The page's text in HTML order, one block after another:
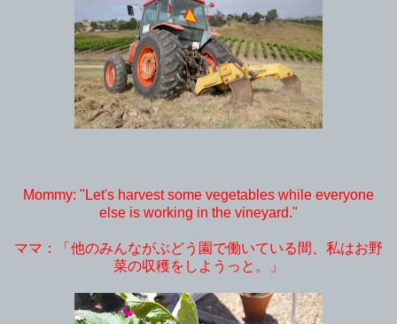
Mommy: "Let's harvest some vegetables while everyone
else is working in the vineyard."
ママ：「他のみんながぶどう園で働いている間、私はお野
菜の収穫をしようっと。」